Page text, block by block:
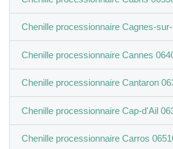
Chenille processionnaire Cagnes-
Chenille processionnaire Cannes
Chenille processionnaire Cantaron
Chenille processionnaire Cap-d'Ail
Chenille processionnaire Carros